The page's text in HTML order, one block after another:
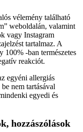
vélemény található
weboldalán, valamint
vagy Instagram
tartalmaz. A
100% -ban természetes
reakciót.
egyéni allergiás
nem tartásával
egyedi és
hozzászólások